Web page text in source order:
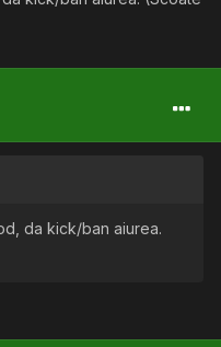
da kick/ban aiurea.